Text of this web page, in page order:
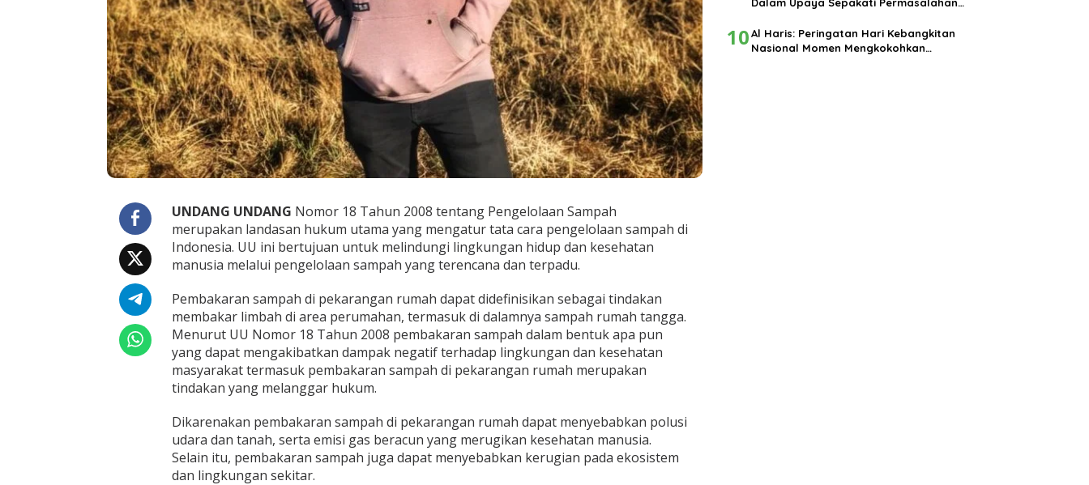
n
g
g
u
l
a
n
g
i
P
e
m
b
k
a
r
a
n
a
m
a
h
d
i
k
a
r
a
UNDANG UNDANG Nomor 18 Tahun 2008 tentang Pengelolaan Sampah
merupakan landasan hukum utama yang mengatur tata cara pengelolaan sampah di
Indonesia. UU ini bertujuan untuk melindungi lingkungan hidup dan kesehatan
manusia melalui pengelolaan sampah yang terencana dan terpadu.
Pembakaran sampah di pekarangan rumah dapat didefinisikan sebagai tindakan
membakar limbah di area perumahan, termasuk di dalamnya sampah rumah tangga.
Menurut UU Nomor 18 Tahun 2008 pembakaran sampah dalam bentuk apa pun
yang dapat mengakibatkan dampak negatif terhadap lingkungan dan kesehatan
masyarakat termasuk pembakaran sampah di pekarangan rumah merupakan
tindakan yang melanggar hukum.
Dikarenakan pembakaran sampah di pekarangan rumah dapat menyebabkan polusi
udara dan tanah, serta emisi gas beracun yang merugikan kesehatan manusia.
Selain itu, pembakaran sampah juga dapat menyebabkan kerugian pada ekosistem
dan lingkungan sekitar.
Dalam Upaya Sepakati Permasalahan
10Al Haris: Peringatan Hari Kebangkitan
Nasional Momen Mengkokohkan